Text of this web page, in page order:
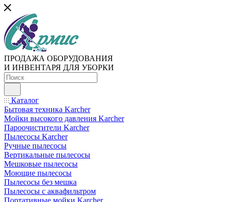
ПРОДАЖА ОБОРУДОВАНИЯ
И ИНВЕНТАРЯ ДЛЯ УБОРКИ
Каталог
Бытовая техника Karcher
Мойки высокого давления Karcher
Пароочистители Karcher
Пылесосы Karcher
Ручные пылесосы
Вертикальные пылесосы
Мешковые пылесосы
Моющие пылесосы
Пылесосы без мешка
Пылесосы с аквафильтром
Портативные мойки Karcher